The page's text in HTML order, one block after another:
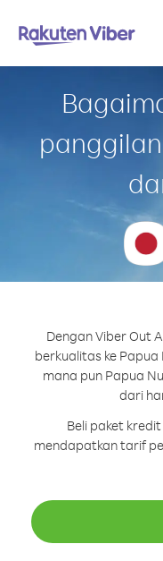
Dengan Viber Out
berkualitas ke
mana pun Papua
dari
Beli paket
mendapatkan tarif